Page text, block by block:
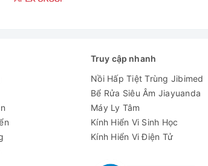
4.01, 7.01,10.01 hoặc NIST 4.01, 6.86, 9.18)
Truy cập nhanh
Nồi Hấp Tiệt Trùng Jibimed
Bể Rửa Siêu Âm Jiayuanda
Máy Ly Tâm
Kính Hiển Vi Sinh Học
Kính Hiển Vi Điện Tử